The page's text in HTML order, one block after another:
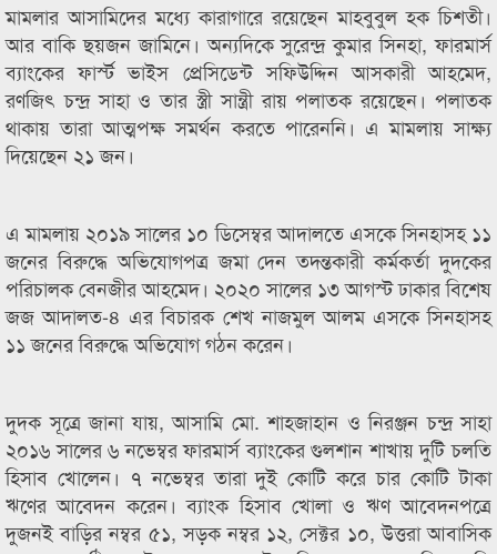
মামলার আসামিদের মধ্যে কারাগারে রয়েছেন মাহবুবুল হক চিশতী।
আর বাকি ছয়জন জামিনে। অন্যদিকে সুরেন্দ্র কুমার সিনহা, ফারমার্স
ব্যাংকের ফার্স্ট ভাইস প্রেসিডেন্ট সফিউদ্দিন আসকারী আহমেদ,
রণজিৎ চন্দ্র সাহা ও তার স্ত্রী সান্ত্রী রায় পলাতক রয়েছেন। পলাতক
থাকায় তারা আত্মপক্ষ সমর্থন করতে পারেননি। এ মামলায় সাক্ষ্য
দিয়েছেন ২১ জন।
এ মামলায় ২০১৯ সালের ১০ ডিসেম্বর আদালতে এসকে সিনহাসহ ১১
জনের বিরুদ্ধে অভিযোগপত্র জমা দেন তদন্তকারী কর্মকর্তা দুদকের
পরিচালক বেনজীর আহমেদ। ২০২০ সালের ১৩ আগস্ট ঢাকার বিশেষ
জজ আদালত-৪ এর বিচারক শেখ নাজমুল আলম এসকে সিনহাসহ
১১ জনের বিরুদ্ধে অভিযোগ গঠন করেন।
দুদক সূত্রে জানা যায়, আসামি মো. শাহজাহান ও নিরঞ্জন চন্দ্র সাহা
২০১৬ সালের ৬ নভেম্বর ফারমার্স ব্যাংকের গুলশান শাখায় দুটি চলতি
হিসাব খোলেন। ৭ নভেম্বর তারা দুই কোটি করে চার কোটি টাকা
ঋণের আবেদন করেন। ব্যাংক হিসাব খোলা ও ঋণ আবেদনপত্রে
দুজনই বাড়ির নম্বর ৫১, সড়ক নম্বর ১২, সেক্টর ১০, উত্তরা আবাসিক